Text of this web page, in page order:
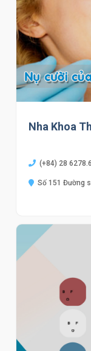
Nha Khoa
(+84) 28
Số 151 Đường